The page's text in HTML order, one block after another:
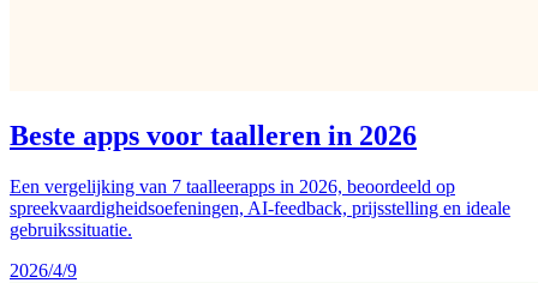
Beste apps voor taalleren in 2026
Een vergelijking van 7 taalleerapps in 2026, beoordeeld op
spreekvaardigheidsoefeningen, AI-feedback, prijsstelling en ideale
gebruikssituatie.
2026/4/9